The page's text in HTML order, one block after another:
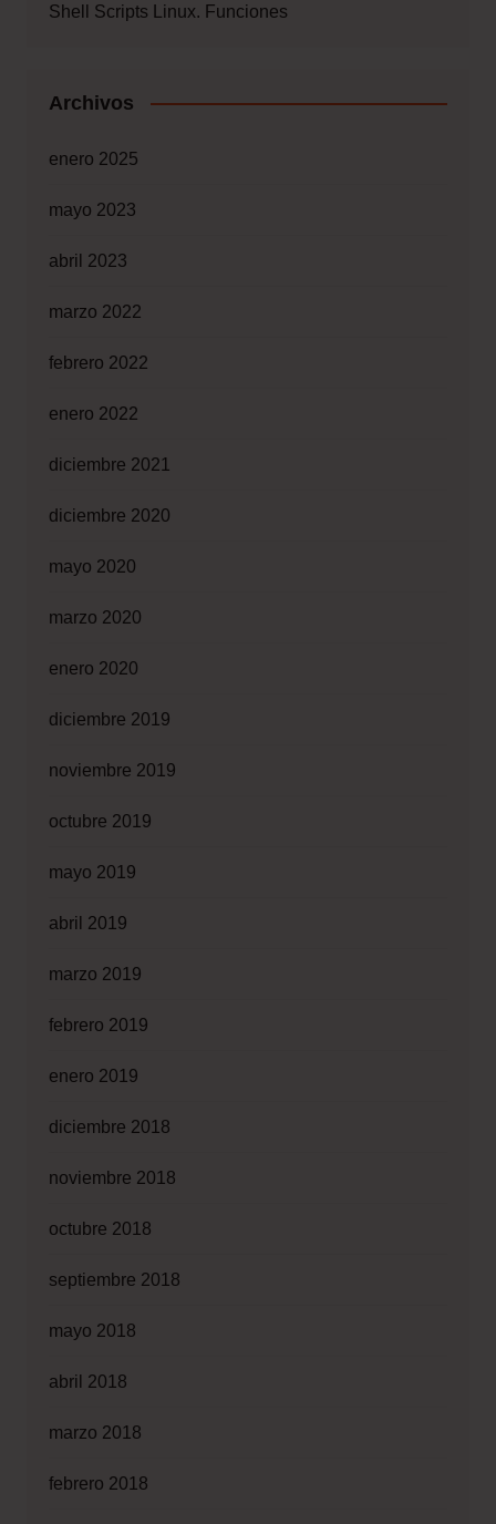
Shell Scripts Linux. Funciones
Archivos
enero 2025
mayo 2023
abril 2023
marzo 2022
febrero 2022
enero 2022
diciembre 2021
diciembre 2020
mayo 2020
marzo 2020
enero 2020
diciembre 2019
noviembre 2019
octubre 2019
mayo 2019
abril 2019
marzo 2019
febrero 2019
enero 2019
diciembre 2018
noviembre 2018
octubre 2018
septiembre 2018
mayo 2018
abril 2018
marzo 2018
febrero 2018